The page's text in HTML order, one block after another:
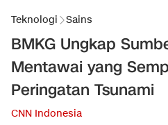
Teknologi Sains
BMKG Ungkap
Mentawai yang
Peringatan Tsunami
CNN Indonesia